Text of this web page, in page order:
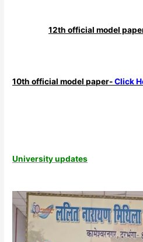
12th official model
10th official model paper-Click
University updates